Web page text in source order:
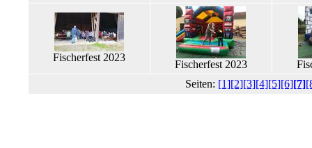
Fischerfest 2023
Fischerfest 2023
Seiten: [1][2][3][4][5][6][7]